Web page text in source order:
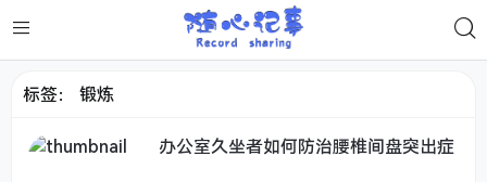
标签： 锻炼
办公室久坐者如何防治腰椎间盘突出症